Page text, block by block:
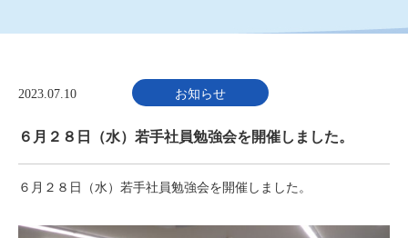
2023.07.10 お知らせ
６月２８日（水）若手社員勉強会を開催しました。
６月２８日（水）若手社員勉強会を開催しました。